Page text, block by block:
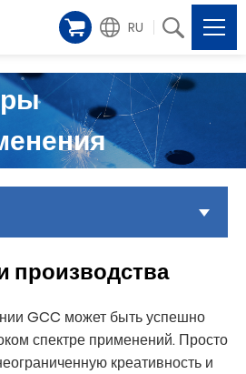
RU
производства
GCC может быть успешно
спектре применений. Просто
креативность и